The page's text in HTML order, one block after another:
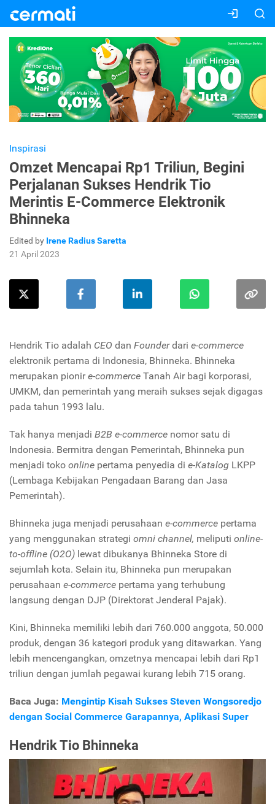
Inspirasi
Omzet Mencapai Rp1 Triliun, Begini
Perjalanan Sukses Hendrik Tio
Merintis E-Commerce Elektronik
Bhinneka
Edited by Irene Radius Saretta
21 April 2023
Hendrik Tio adalah CEO dan Founderdari e-commerce
elektronik pertama di Indonesia, Bhinneka. Bhinneka
merupakan pionire-commerce Tanah Air bagi korporasi,
UMKM, dan pemerintah yang meraih sukses sejak digagas
pada tahun 1993 lalu.
Tak hanya menjadi B2B e-commerce nomor satu di
Indonesia. Bermitra dengan Pemerintah, Bhinneka pun
menjadi toko online pertama penyedia di e-Katalog LKPP
(Lembaga Kebijakan Pengadaan Barang dan Jasa
Pemerintah).
Bhinneka juga menjadi perusahaan e-commerce pertama
yang menggunakan strategi omni channel, meliputi online-
to-offline (O2O) lewat dibukanya Bhinneka Store di
sejumlah kota. Selain itu, Bhinneka pun merupakan
perusahaan e-commerce pertama yang terhubung
langsung dengan DJP (Direktorat Jenderal Pajak).
Kini, Bhinneka memiliki lebih dari 760.000 anggota, 50.000
produk, dengan 36 kategori produk yang ditawarkan. Yang
lebih mencengangkan, omzetnya mencapai lebih dari Rp1
triliun dengan jumlah pegawai kurang lebih 715 orang.
Baca Juga: Mengintip Kisah Sukses Steven Wongsoredjo
dengan Social Commerce Garapannya, Aplikasi Super
Hendrik Tio Bhinneka